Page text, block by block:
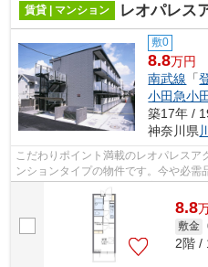
賃貸 | マンション レオパレス
敷0
8.8万円
南武線 「
小田急小
築17年 /
神奈川県
こだわりポイント満載のレオパレスア
ンションタイプの物件です。今や必
ーネット有り物件です。浴室乾燥機が
8.8
敷金
2階 /